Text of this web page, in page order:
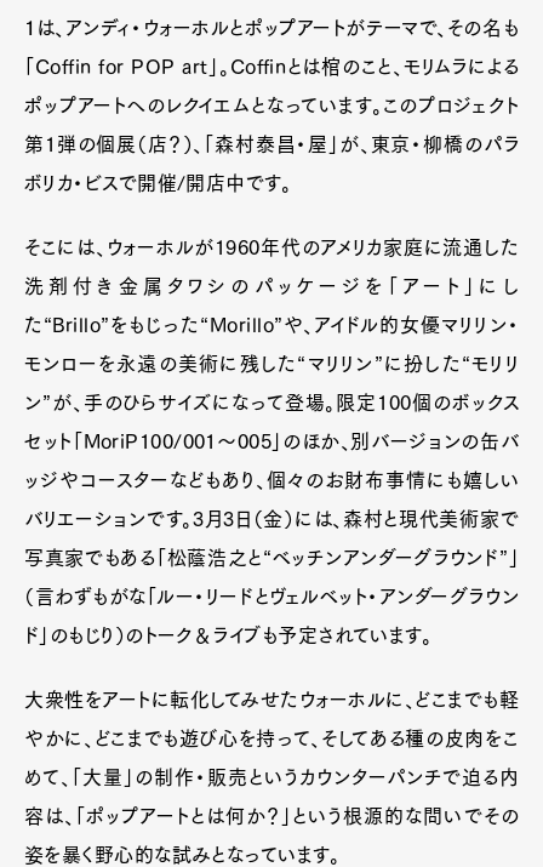
１は、アンディ・ウォーホルとポップアートがテーマで、その名も
「Coffin for POP art」。Coffinとは棺のこと、モリムラによる
ポップアートへのレクイエムとなっています。このプロジェクト
第1弾の個展（店？）、「森村泰昌・屋」が、東京・柳橋のパラ
ボリカ・ビスで開催/開店中です。
そこには、ウォーホルが1960年代のアメリカ家庭に流通した
洗剤付き金属タワシのパッケージを「アート」にし
た“Brillo”をもじった“Morillo”や、アイドル的女優マリリン・
モンローを永遠の美術に残した“マリリン”に扮した“モリリ
ン”が、手のひらサイズになって登場。限定100個のボックス
セット「MoriP100/001〜005」のほか、別バージョンの缶バ
ッジやコースターなどもあり、個々のお財布事情にも嬉しい
バリエーションです。3月3日（金）には、森村と現代美術家で
写真家でもある「松蔭浩之と“ベッチンアンダーグラウンド”」
（言わずもがな「ルー・リードとヴェルベット・アンダーグラウン
ド」のもじり）のトーク＆ライブも予定されています。
大衆性をアートに転化してみせたウォーホルに、どこまでも軽
やかに、どこまでも遊び心を持って、そしてある種の皮肉をこ
めて、「大量」の制作・販売というカウンターパンチで迫る内
容は、「ポップアートとは何か？」という根源的な問いでその
姿を暴く野心的な試みとなっています。